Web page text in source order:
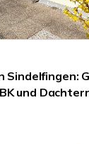
Sindelfingen:
und